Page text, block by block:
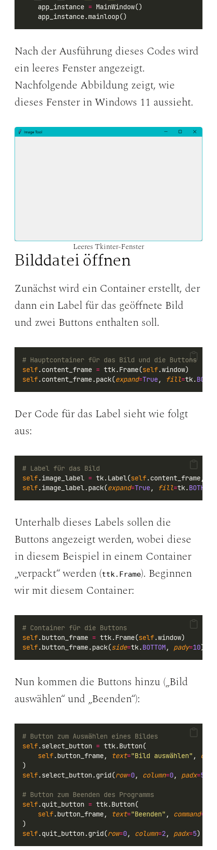
    app_instance
= MainWindow()
    app_instance.mainloop()
Nach der Ausführung dieses Codes wird
ein leeres Fenster angezeigt.
Nachfolgende Abbildung zeigt, wie
dieses Fenster in Windows 11 aussieht.
Leeres Tkinter-Fenster
Bilddatei öffnen
Zunächst wird ein Container erstellt, der
dann ein Label für das geöffnete Bild
und zwei Buttons enthalten soll.
# Hauptcontainer für das Bild und die Buttons
self.content_frame = ttk.Frame(self.window)
self.content_frame.pack(expand=True, fill=tk.BOTH
Der Code für das Label sieht wie folgt
aus:
# Label für das Bild
self.image_label = tk.Label(self.content_frame,
self.image_label.pack(expand=True, fill=tk.BOTH
Unterhalb dieses Labels sollen die
Buttons angezeigt werden, wobei diese
in diesem Beispiel in einem Container
„verpackt“ werden (ttk.Frame). Beginnen
wir mit diesem Container:
# Container für die Buttons
self.button_frame = ttk.Frame(self.window)
self.button_frame.pack(side=tk.BOTTOM, pady=10)
Nun kommen die Buttons hinzu („Bild
auswählen“ und „Beenden“):
# Button zum Auswählen eines Bildes
self.select_button = ttk.Button(
self.button_frame, text="Bild auswählen" ,
)
self.select_button.grid(row=0, column=0, padx=5
# Button zum Beenden des Programms
self.quit_button = ttk.Button(
self.button_frame, text="Beenden" , command=
)
self.quit_button.grid(row=0, column=2, padx=5)